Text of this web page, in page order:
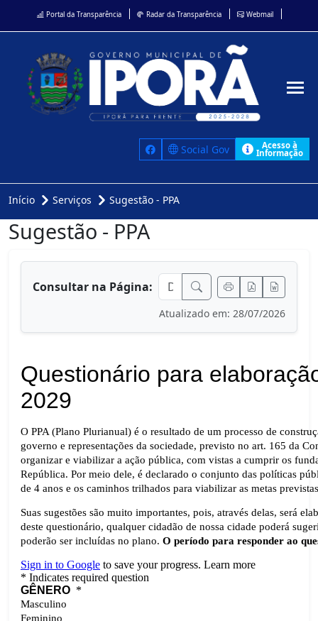
Portal da Transparência Radar da Transparência Webmail
Social Gov Acesso à
Informação
Início Serviços Sugestão - PPA
conteúdo principal
Sugestão - PPA
Consultar na Página:
Atualizado em: 28/07/2026